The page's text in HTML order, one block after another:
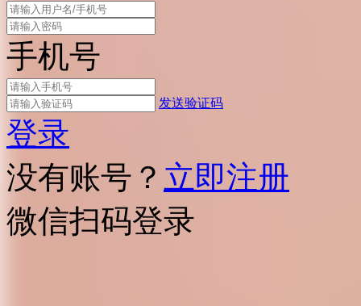
手机号
发送验证码
登录
没有账号？ 立即注册
微信扫码登录